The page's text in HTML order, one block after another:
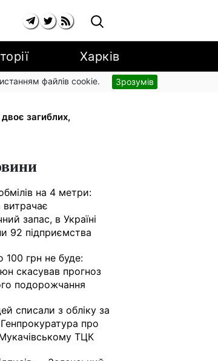
Харків
файлів cookie. Зрозумів
Федоров розкрив
загиблих,
на 4 метри:
запас, в Україні
92 підприємства
100 грн не буде:
скасував прогноз
подорожчання
списали з обліку за
про
ТЦК